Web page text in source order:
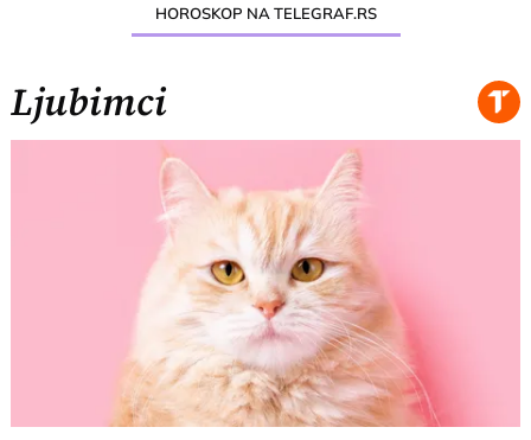
HOROSKOP NA TELEGRAF.RS
Ljubimci